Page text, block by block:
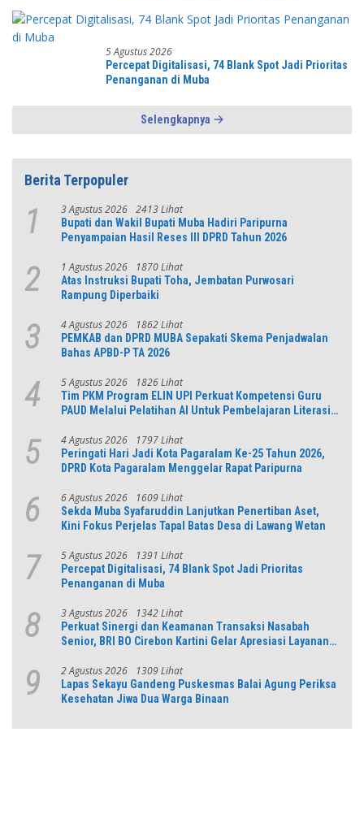
5 Agustus 2026
Percepat Digitalisasi, 74 Blank Spot Jadi Prioritas
Penanganan di Muba
Selengkapnya
Berita Terpopuler
1 3 Agustus 2026 2413 Lihat
Bupati dan Wakil Bupati Muba Hadiri Paripurna
Penyampaian Hasil Reses III DPRD Tahun 2026
2 1 Agustus 2026 1870 Lihat
Atas Instruksi Bupati Toha, Jembatan Purwosari
Rampung Diperbaiki
3 4 Agustus 2026 1862 Lihat
PEMKAB dan DPRD MUBA Sepakati Skema Penjadwalan
Bahas APBD-P TA 2026
4 5 Agustus 2026 1826 Lihat
Tim PKM Program ELIN UPI Perkuat Kompetensi Guru
PAUD Melalui Pelatihan AI Untuk Pembelajaran Literasi
5 4 Agustus 2026 1797 Lihat
Peringati Hari Jadi Kota Pagaralam Ke-25 Tahun 2026,
DPRD Kota Pagaralam Menggelar Rapat Paripurna
6 6 Agustus 2026 1609 Lihat
Sekda Muba Syafaruddin Lanjutkan Penertiban Aset,
Kini Fokus Perjelas Tapal Batas Desa di Lawang Wetan
7 5 Agustus 2026 1391 Lihat
Percepat Digitalisasi, 74 Blank Spot Jadi Prioritas
Penanganan di Muba
8 3 Agustus 2026 1342 Lihat
Perkuat Sinergi dan Keamanan Transaksi Nasabah
Senior, BRI BO Cirebon Kartini Gelar Apresiasi Layanan
9 2 Agustus 2026 1309 Lihat
Lapas Sekayu Gandeng Puskesmas Balai Agung Periksa
Kesehatan Jiwa Dua Warga Binaan